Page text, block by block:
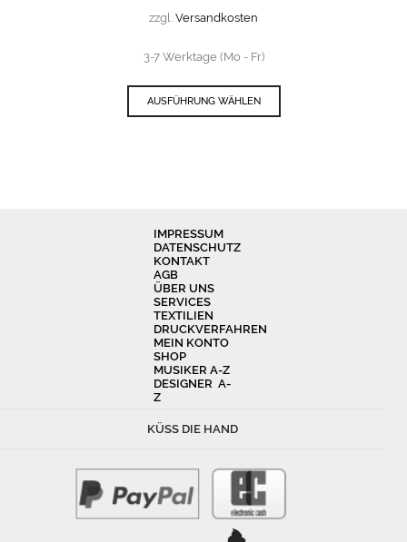
zzgl. Versandkosten
3-7 Werktage (Mo - Fr)
AUSFÜHRUNG WÄHLEN
IMPRESSUM
DATENSCHUTZ
KONTAKT
AGB
ÜBER UNS
SERVICES
TEXTILIEN
DRUCKVERFAHREN
MEIN KONTO
SHOP
MUSIKER A-Z
DESIGNER A-
Z
KÜSS DIE HAND